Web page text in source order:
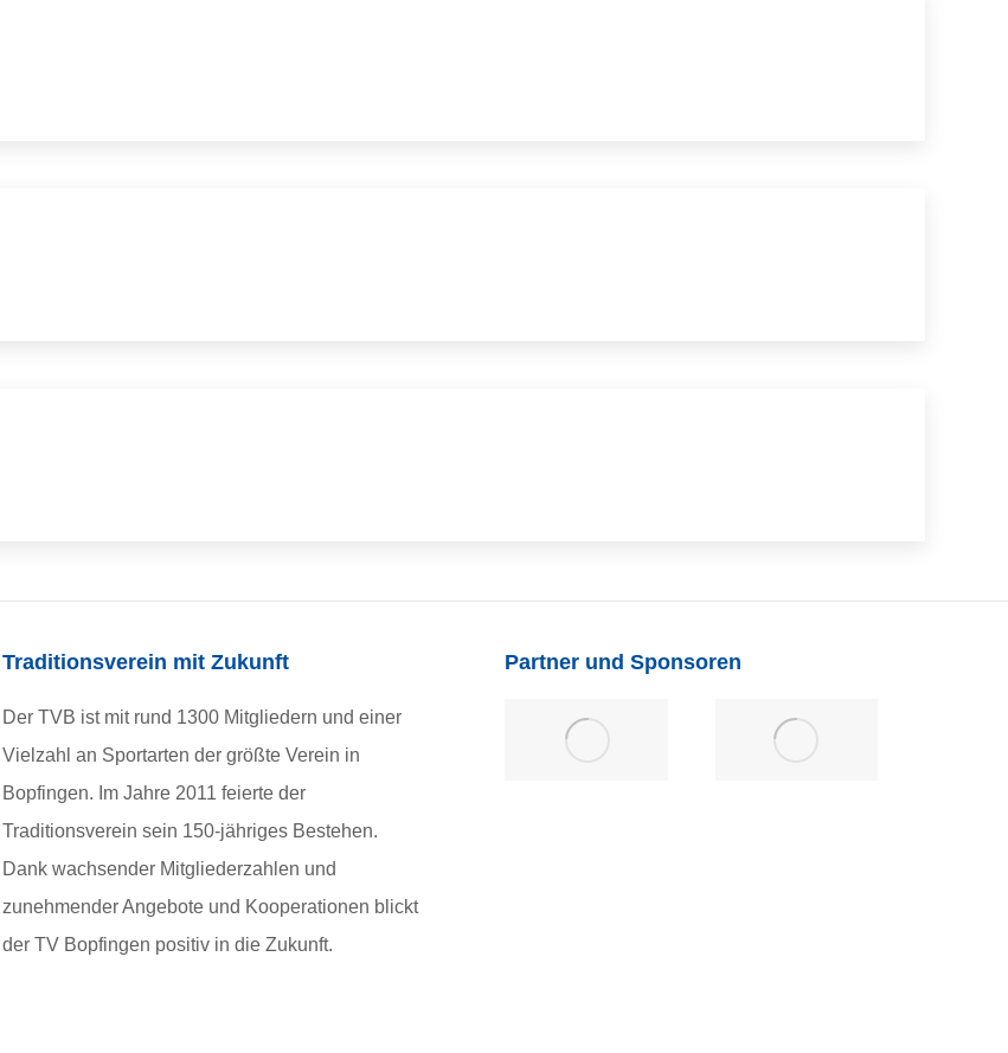
Traditionsverein mit Zukunft
Der TVB ist mit rund 1300 Mitgliedern und einer
Vielzahl an Sportarten der größte Verein in
Bopfingen. Im Jahre 2011 feierte der
Traditionsverein sein 150-jähriges Bestehen.
Dank wachsender Mitgliederzahlen und
zunehmender Angebote und Kooperationen blickt
der TV Bopfingen positiv in die Zukunft.
Partner und Sponsoren